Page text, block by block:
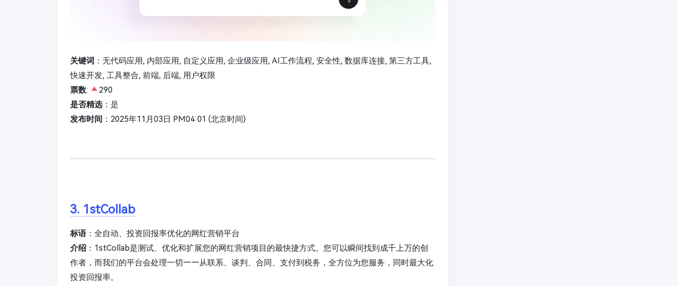
关键词 ：无代码应用, 内部应用, 自定义应用, 企业级应用, AI工作流程, 安全性, 数据库连接, 第三方工具,
快速开发, 工具整合, 前端, 后端, 用户权限
票数:
290
是否精选：是
发布时间 ：2025年11月03日 PM04:01 (北京时间)
3. 1stCollab
标语：全自动、投资回报率优化的网红营销平台
介绍 ：1stCollab是测试、优化和扩展您的网红营销项目的最快捷方式。您可以瞬间找到成千上万的创
作者，而我们的平台会处理一切——从联系、谈判、合同、支付到税务，全方位为您服务，同时最大化
投资回报率。